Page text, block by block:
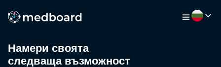
НАЧАЛО
Намери своята
следваща възможност